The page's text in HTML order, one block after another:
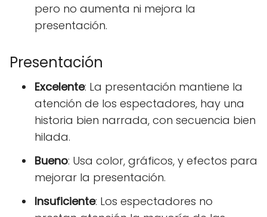
pero no aumenta ni mejora la
presentación.
Presentación
Excelente: La presentación mantiene la
atención de los espectadores, hay una
historia bien narrada, con secuencia bien
hilada.
Bueno: Usa color, gráficos, y efectos para
mejorar la presentación.
Insuficiente: Los espectadores no